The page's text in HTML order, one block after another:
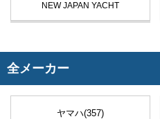
NEW JAPAN YACHT
全メーカー
ヤマハ(357)